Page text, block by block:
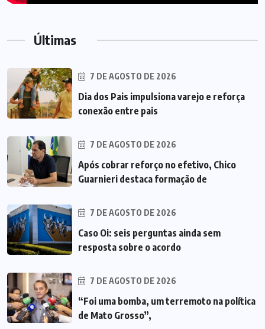
Últimas
7 DE AGOSTO DE 2026
Dia dos Pais impulsiona varejo e reforça
conexão entre pais
7 DE AGOSTO DE 2026
Após cobrar reforço no efetivo, Chico
Guarnieri destaca formação de
7 DE AGOSTO DE 2026
Caso Oi: seis perguntas ainda sem
resposta sobre o acordo
7 DE AGOSTO DE 2026
“Foi uma bomba, um terremoto na política
de Mato Grosso”,